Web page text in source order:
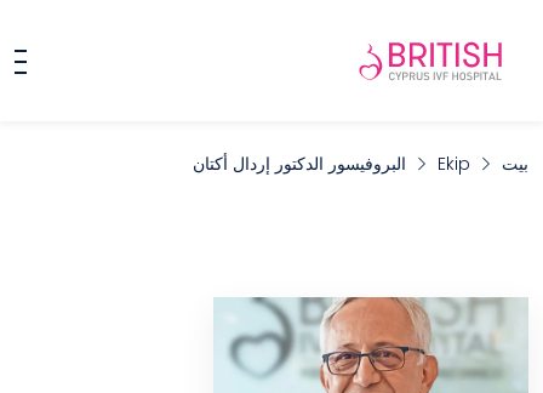
بيت Ekip البروفيسور الدكتور إردال أكتان